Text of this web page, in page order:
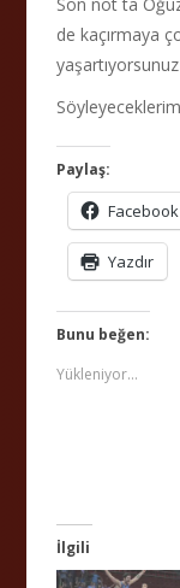
de kaçırmaya
Paylaş:
Facebook
Yazdır
Bunu beğen:
Yükleniyor...
İlgili